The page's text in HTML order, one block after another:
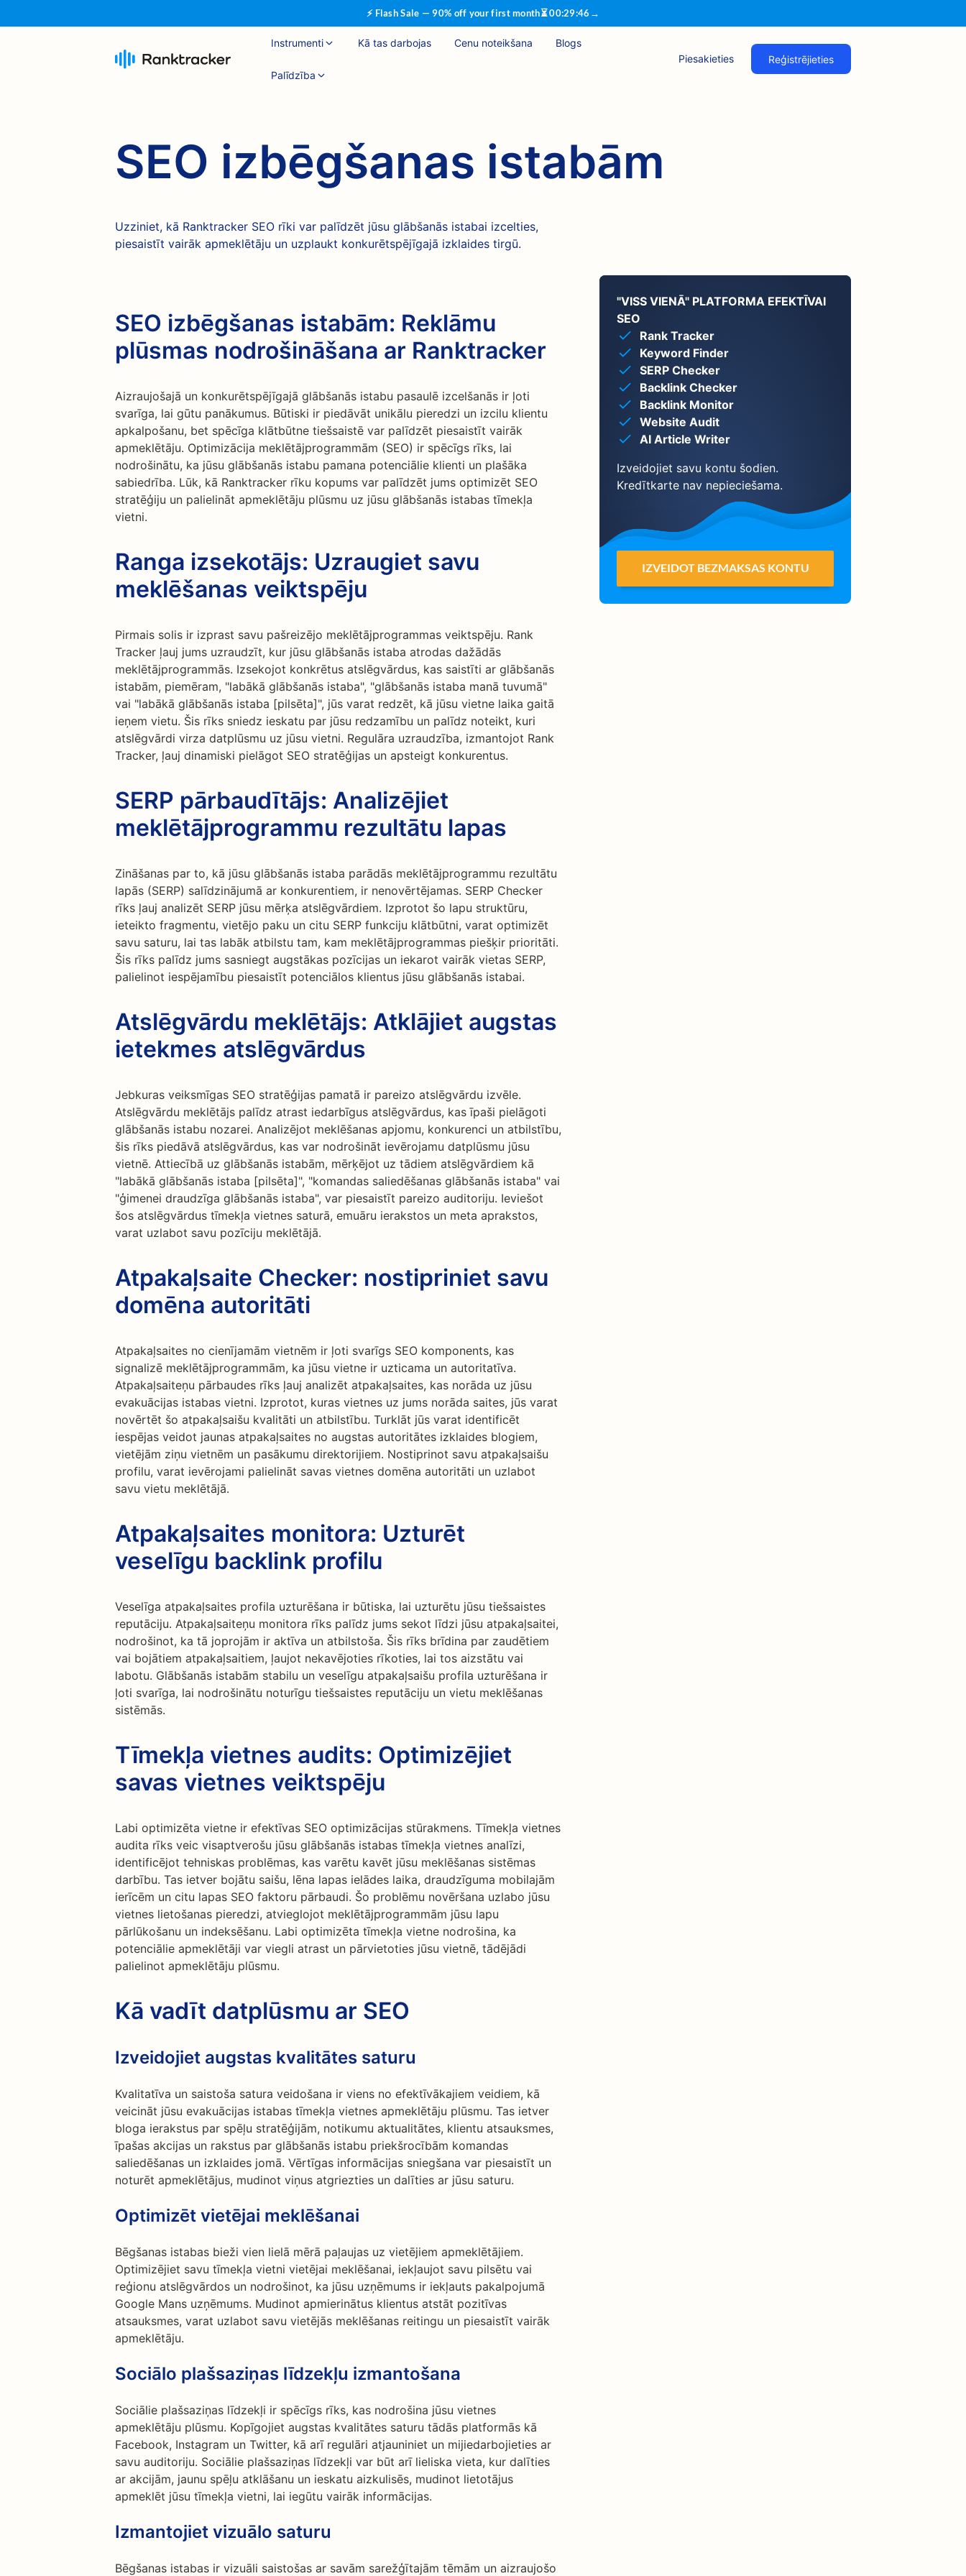
⚡ Flash Sale — 90% off your first month⏳00:29:45 →
Instrumenti Kā tas darbojas Cenu noteikšana Blogs
Palīdzība
Piesakieties Reģistrējieties
SEO izbēgšanas istabām
Uzziniet, kā Ranktracker SEO rīki var palīdzēt jūsu glābšanās istabai izcelties,
piesaistīt vairāk apmeklētāju un uzplaukt konkurētspējīgajā izklaides tirgū.
SEO izbēgšanas istabām: Reklāmu
plūsmas nodrošināšana ar Ranktracker
Aizraujošajā un konkurētspējīgajā glābšanās istabu pasaulē izcelšanās ir ļoti
svarīga, lai gūtu panākumus. Būtiski ir piedāvāt unikālu pieredzi un izcilu klientu
apkalpošanu, bet spēcīga klātbūtne tiešsaistē var palīdzēt piesaistīt vairāk
apmeklētāju. Optimizācija meklētājprogrammām (SEO) ir spēcīgs rīks, lai
nodrošinātu, ka jūsu glābšanās istabu pamana potenciālie klienti un plašāka
sabiedrība. Lūk, kā Ranktracker rīku kopums var palīdzēt jums optimizēt SEO
stratēģiju un palielināt apmeklētāju plūsmu uz jūsu glābšanās istabas tīmekļa
vietni.
Ranga izsekotājs: Uzraugiet savu
meklēšanas veiktspēju
Pirmais solis ir izprast savu pašreizējo meklētājprogrammas veiktspēju. Rank
Tracker ļauj jums uzraudzīt, kur jūsu glābšanās istaba atrodas dažādās
meklētājprogrammās. Izsekojot konkrētus atslēgvārdus, kas saistīti ar glābšanās
istabām, piemēram, "labākā glābšanās istaba", "glābšanās istaba manā tuvumā"
vai "labākā glābšanās istaba [pilsēta]", jūs varat redzēt, kā jūsu vietne laika gaitā
ieņem vietu. Šis rīks sniedz ieskatu par jūsu redzamību un palīdz noteikt, kuri
atslēgvārdi virza datplūsmu uz jūsu vietni. Regulāra uzraudzība, izmantojot Rank
Tracker, ļauj dinamiski pielāgot SEO stratēģijas un apsteigt konkurentus.
SERP pārbaudītājs: Analizējiet
meklētājprogrammu rezultātu lapas
Zināšanas par to, kā jūsu glābšanās istaba parādās meklētājprogrammu rezultātu
lapās (SERP) salīdzinājumā ar konkurentiem, ir nenovērtējamas. SERP Checker
rīks ļauj analizēt SERP jūsu mērķa atslēgvārdiem. Izprotot šo lapu struktūru,
ieteikto fragmentu, vietējo paku un citu SERP funkciju klātbūtni, varat optimizēt
savu saturu, lai tas labāk atbilstu tam, kam meklētājprogrammas piešķir prioritāti.
Šis rīks palīdz jums sasniegt augstākas pozīcijas un iekarot vairāk vietas SERP,
palielinot iespējamību piesaistīt potenciālos klientus jūsu glābšanās istabai.
Atslēgvārdu meklētājs: Atklājiet augstas
ietekmes atslēgvārdus
Jebkuras veiksmīgas SEO stratēģijas pamatā ir pareizo atslēgvārdu izvēle.
Atslēgvārdu meklētājs palīdz atrast iedarbīgus atslēgvārdus, kas īpaši pielāgoti
glābšanās istabu nozarei. Analizējot meklēšanas apjomu, konkurenci un atbilstību,
šis rīks piedāvā atslēgvārdus, kas var nodrošināt ievērojamu datplūsmu jūsu
vietnē. Attiecībā uz glābšanās istabām, mērķējot uz tādiem atslēgvārdiem kā
"labākā glābšanās istaba [pilsēta]", "komandas saliedēšanas glābšanās istaba" vai
"ģimenei draudzīga glābšanās istaba", var piesaistīt pareizo auditoriju. Ieviešot
šos atslēgvārdus tīmekļa vietnes saturā, emuāru ierakstos un meta aprakstos,
varat uzlabot savu pozīciju meklētājā.
Atpakaļsaite Checker: nostipriniet savu
domēna autoritāti
Atpakaļsaites no cienījamām vietnēm ir ļoti svarīgs SEO komponents, kas
signalizē meklētājprogrammām, ka jūsu vietne ir uzticama un autoritatīva.
Atpakaļsaiteņu pārbaudes rīks ļauj analizēt atpakaļsaites, kas norāda uz jūsu
evakuācijas istabas vietni. Izprotot, kuras vietnes uz jums norāda saites, jūs varat
novērtēt šo atpakaļsaišu kvalitāti un atbilstību. Turklāt jūs varat identificēt
iespējas veidot jaunas atpakaļsaites no augstas autoritātes izklaides blogiem,
vietējām ziņu vietnēm un pasākumu direktorijiem. Nostiprinot savu atpakaļsaišu
profilu, varat ievērojami palielināt savas vietnes domēna autoritāti un uzlabot
savu vietu meklētājā.
Atpakaļsaites monitora: Uzturēt
veselīgu backlink profilu
Veselīga atpakaļsaites profila uzturēšana ir būtiska, lai uzturētu jūsu tiešsaistes
reputāciju. Atpakaļsaiteņu monitora rīks palīdz jums sekot līdzi jūsu atpakaļsaitei,
nodrošinot, ka tā joprojām ir aktīva un atbilstoša. Šis rīks brīdina par zaudētiem
vai bojātiem atpakaļsaitiem, ļaujot nekavējoties rīkoties, lai tos aizstātu vai
labotu. Glābšanās istabām stabilu un veselīgu atpakaļsaišu profila uzturēšana ir
ļoti svarīga, lai nodrošinātu noturīgu tiešsaistes reputāciju un vietu meklēšanas
sistēmās.
Tīmekļa vietnes audits: Optimizējiet
savas vietnes veiktspēju
Labi optimizēta vietne ir efektīvas SEO optimizācijas stūrakmens. Tīmekļa vietnes
audita rīks veic visaptverošu jūsu glābšanās istabas tīmekļa vietnes analīzi,
identificējot tehniskas problēmas, kas varētu kavēt jūsu meklēšanas sistēmas
darbību. Tas ietver bojātu saišu, lēna lapas ielādes laika, draudzīguma mobilajām
ierīcēm un citu lapas SEO faktoru pārbaudi. Šo problēmu novēršana uzlabo jūsu
vietnes lietošanas pieredzi, atvieglojot meklētājprogrammām jūsu lapu
pārlūkošanu un indeksēšanu. Labi optimizēta tīmekļa vietne nodrošina, ka
potenciālie apmeklētāji var viegli atrast un pārvietoties jūsu vietnē, tādējādi
palielinot apmeklētāju plūsmu.
Kā vadīt datplūsmu ar SEO
Izveidojiet augstas kvalitātes saturu
Kvalitatīva un saistoša satura veidošana ir viens no efektīvākajiem veidiem, kā
veicināt jūsu evakuācijas istabas tīmekļa vietnes apmeklētāju plūsmu. Tas ietver
bloga ierakstus par spēļu stratēģijām, notikumu aktualitātes, klientu atsauksmes,
īpašas akcijas un rakstus par glābšanās istabu priekšrocībām komandas
saliedēšanas un izklaides jomā. Vērtīgas informācijas sniegšana var piesaistīt un
noturēt apmeklētājus, mudinot viņus atgriezties un dalīties ar jūsu saturu.
Optimizēt vietējai meklēšanai
Bēgšanas istabas bieži vien lielā mērā paļaujas uz vietējiem apmeklētājiem.
Optimizējiet savu tīmekļa vietni vietējai meklēšanai, iekļaujot savu pilsētu vai
reģionu atslēgvārdos un nodrošinot, ka jūsu uzņēmums ir iekļauts pakalpojumā
Google Mans uzņēmums. Mudinot apmierinātus klientus atstāt pozitīvas
atsauksmes, varat uzlabot savu vietējās meklēšanas reitingu un piesaistīt vairāk
apmeklētāju.
Sociālo plašsaziņas līdzekļu izmantošana
Sociālie plašsaziņas līdzekļi ir spēcīgs rīks, kas nodrošina jūsu vietnes
apmeklētāju plūsmu. Kopīgojiet augstas kvalitātes saturu tādās platformās kā
Facebook, Instagram un Twitter, kā arī regulāri atjauniniet un mijiedarbojieties ar
savu auditoriju. Sociālie plašsaziņas līdzekļi var būt arī lieliska vieta, kur dalīties
ar akcijām, jaunu spēļu atklāšanu un ieskatu aizkulisēs, mudinot lietotājus
apmeklēt jūsu tīmekļa vietni, lai iegūtu vairāk informācijas.
Izmantojiet vizuālo saturu
Bēgšanas istabas ir vizuāli saistošas ar savām sarežģītajām tēmām un aizraujošo
"VISS VIENĀ" PLATFORMA EFEKTĪVAI
SEO
Rank Tracker
Keyword Finder
SERP Checker
Backlink Checker
Backlink Monitor
Website Audit
AI Article Writer
Izveidojiet savu kontu šodien.
Kredītkarte nav nepieciešama.
IZVEIDOT BEZMAKSAS KONTU